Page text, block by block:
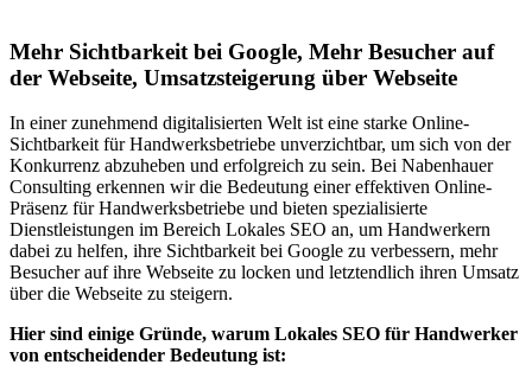
Mehr Sichtbarkeit bei Google, Mehr Besucher auf
der Webseite, Umsatzsteigerung über Webseite
In einer zunehmend digitalisierten Welt ist eine starke Online-
Sichtbarkeit für Handwerksbetriebe unverzichtbar, um sich von der
Konkurrenz abzuheben und erfolgreich zu sein. Bei Nabenhauer
Consulting erkennen wir die Bedeutung einer effektiven Online-
Präsenz für Handwerksbetriebe und bieten spezialisierte
Dienstleistungen im Bereich Lokales SEO an, um Handwerkern
dabei zu helfen, ihre Sichtbarkeit bei Google zu verbessern, mehr
Besucher auf ihre Webseite zu locken und letztendlich ihren Umsatz
über die Webseite zu steigern.
Hier sind einige Gründe, warum Lokales SEO für Handwerker
von entscheidender Bedeutung ist: